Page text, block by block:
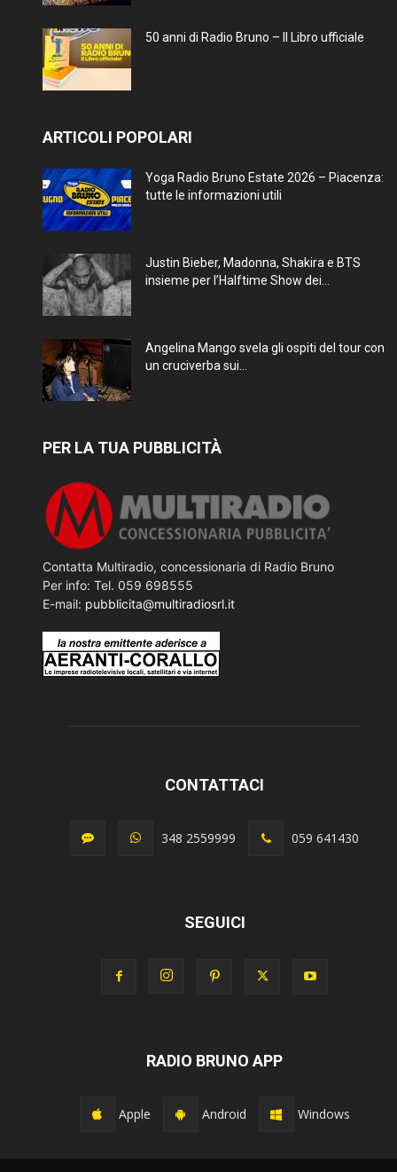
50 anni di Radio Bruno – Il Libro ufficiale
ARTICOLI POPOLARI
Yoga Radio Bruno Estate 2026 – Piacenza:
tutte le informazioni utili
Justin Bieber, Madonna, Shakira e BTS
insieme per l’Halftime Show dei...
Angelina Mango svela gli ospiti del tour con
un cruciverba sui...
PER LA TUA PUBBLICITÀ
Contatta Multiradio, concessionaria di Radio Bruno
Per info: Tel. 059 698555
E-mail: pubblicita@multiradiosrl.it
CONTATTACI
348 2559999 059 641430
SEGUICI
RADIO BRUNO APP
Apple Android Windows